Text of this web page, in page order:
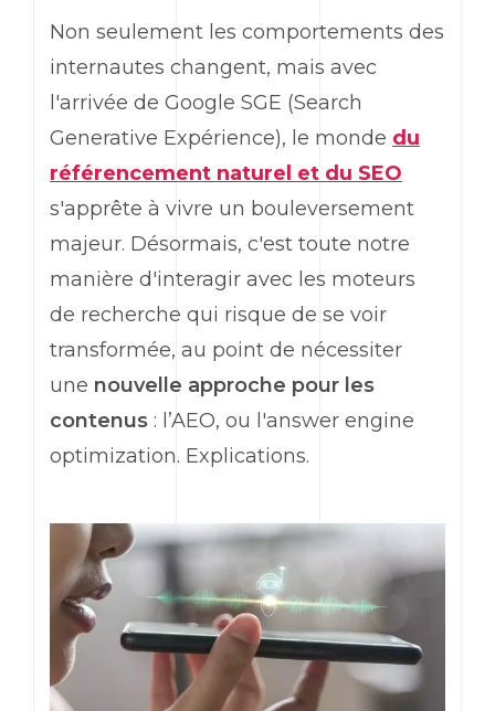
Non seulement les comportements des
internautes changent, mais avec
l'arrivée de Google SGE (Search
Generative Expérience), le monde du
référencement naturel et du SEO
s'apprête à vivre un bouleversement
majeur. Désormais, c'est toute notre
manière d'interagir avec les moteurs
de recherche qui risque de se voir
transformée, au point de nécessiter
une nouvelle approche pour les
contenus : l’AEO, ou l'answer engine
optimization. Explications.